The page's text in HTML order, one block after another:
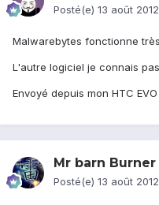
Posté(e) 13 août 2012
Malwarebytes fonctionne
L'autre logiciel je connais
Envoyé depuis mon HTC
Mr barn Burner
Posté(e) 13 août 2012